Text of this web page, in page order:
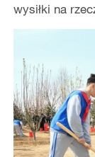
wysiłki na